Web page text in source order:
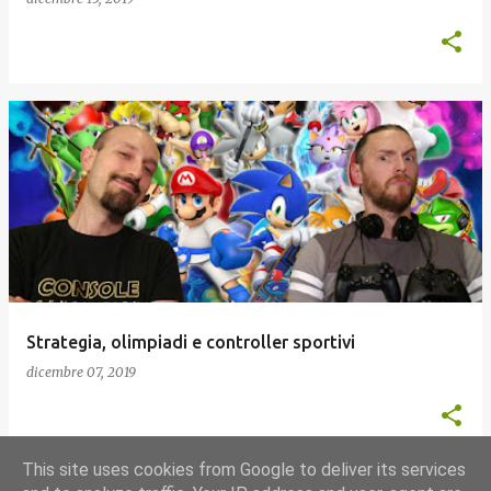
Strategia, olimpiadi e controller sportivi
dicembre 07, 2019
This site uses cookies from Google to deliver its services